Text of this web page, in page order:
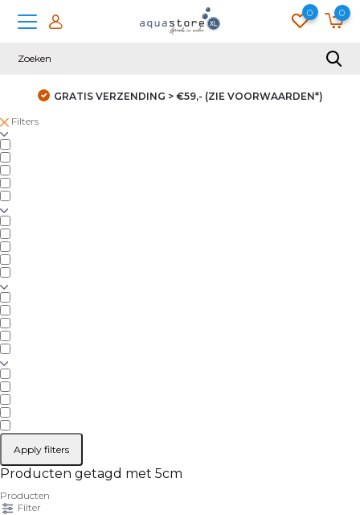
0 0
GRATIS VERZENDING > €59,- (ZIE VOORWAARDEN*)
Filters
Apply filters
Producten getagd met 5cm
Producten
Filter